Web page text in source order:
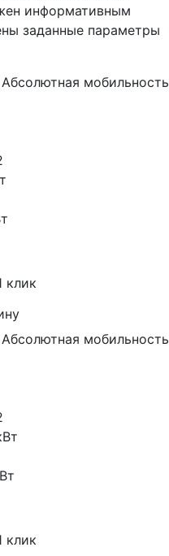
информативным
заданные параметры
Абсолютная мобильность
клик
Абсолютная мобильность
клик